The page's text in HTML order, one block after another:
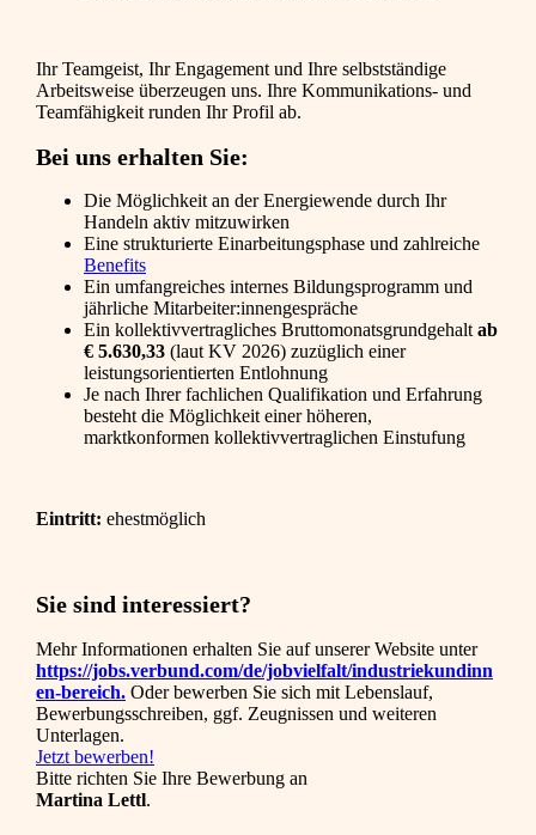
Ihr Teamgeist, Ihr Engagement und Ihre selbstständige
Arbeitsweise überzeugen uns. Ihre Kommunikations- und
Teamfähigkeit runden Ihr Profil ab.
Bei uns erhalten Sie:
Die Möglichkeit an der Energiewende durch Ihr
Handeln aktiv mitzuwirken
Eine strukturierte Einarbeitungsphase und zahlreiche
Benefits
Ein umfangreiches internes Bildungsprogramm und
jährliche Mitarbeiter:innengespräche
Ein kollektivvertragliches Bruttomonatsgrundgehalt ab
€ 5.630,33 (laut KV 2026) zuzüglich einer
leistungsorientierten Entlohnung
Je nach Ihrer fachlichen Qualifikation und Erfahrung
besteht die Möglichkeit einer höheren,
marktkonformen kollektivvertraglichen Einstufung
Eintritt: ehestmöglich
Sie sind interessiert?
Mehr Informationen erhalten Sie auf unserer Website unter
https://jobs.verbund.com/de/jobvielfalt/industriekundinn
en-bereich. Oder bewerben Sie sich mit Lebenslauf,
Bewerbungsschreiben, ggf. Zeugnissen und weiteren
Unterlagen.
Jetzt bewerben!
Bitte richten Sie Ihre Bewerbung an
Martina Lettl.